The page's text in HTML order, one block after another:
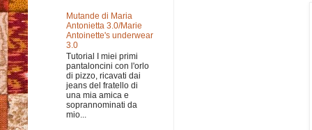
Mutande di Maria
Antonietta 3.0/Marie
Antoinette's underwear
3.0
Tutorial I miei primi
pantaloncini con l'orlo
di pizzo, ricavati dai
jeans del fratello di
una mia amica e
soprannominati da
mio...